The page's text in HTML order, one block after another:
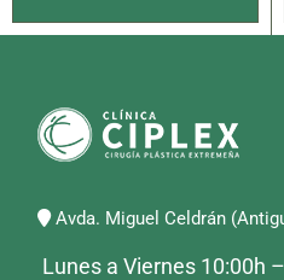
Avda. Miguel Celdrán
Lunes a Viernes 10:00h